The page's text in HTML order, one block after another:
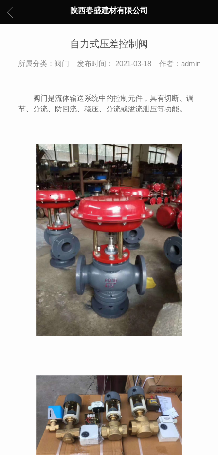
陕西春盛建材有限公司
自力式压差控制阀
所属分类：阀门 发布时间： 2021-03-18 作者：admin
阀门是流体输送系统中的控制元件，具有切断、调
节、分流、防回流、稳压、分流或溢流泄压等功能。